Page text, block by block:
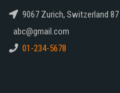
9067 Zurich, Switzerland 87
abc@gmail.com
01-234-5678